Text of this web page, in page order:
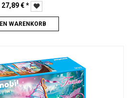
27,89€*
WARENKORB